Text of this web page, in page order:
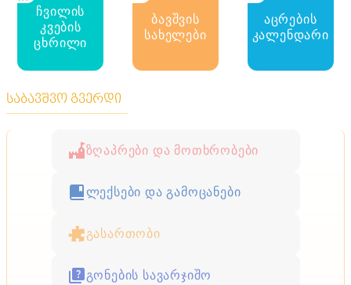
ჩვილის
კვების
ცხრილი
ბავშვის
სახელები
აცრების
კალენდარი
საბავშვო გვერდი
ზღაპრები და მოთხრობები
ლექსები და გამოცანები
გასართობი
გონების სავარჯიშო